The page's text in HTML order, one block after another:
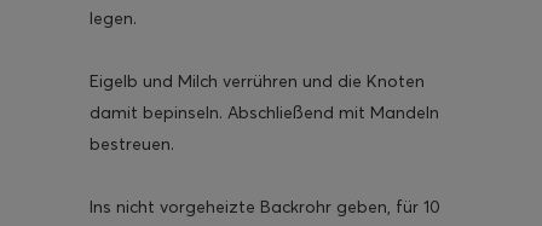
legen.
Eigelb und Milch verrühren und die Knoten
damit bepinseln. Abschließend mit Mandeln
bestreuen.
Ins nicht vorgeheizte Backrohr geben, für 10